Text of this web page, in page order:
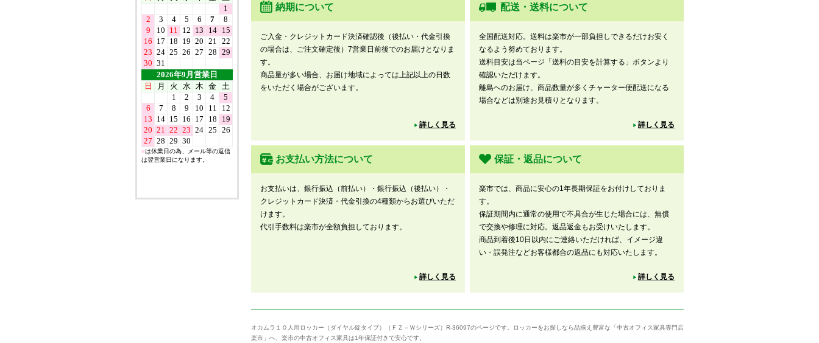
納期について
ご入金・クレジットカード決済確認後（後払い・代金引換
の場合は、ご注文確定後）7営業日前後でのお届けとなりま
す。
商品量が多い場合、お届け地域によっては上記以上の日数
をいただく場合がございます。
詳しく見る
配送・送料について
全国配送対応。送料は楽市が一部負担しできるだけお安く
なるよう努めております。
送料目安は当ページ「送料の目安を計算する」ボタンより
確認いただけます。
離島へのお届け、商品数量が多くチャーター便配送になる
場合などは別途お見積りとなります。
詳しく見る
お支払い方法について
お支払いは、銀行振込（前払い）・銀行振込（後払い）・
クレジットカード決済・代金引換の4種類からお選びいただ
けます。
代引手数料は楽市が全額負担しております。
詳しく見る
保証・返品について
楽市では、商品に安心の1年長期保証をお付けしておりま
す。
保証期間内に通常の使用で不具合が生じた場合には、無償
で交換や修理に対応。返品返金もお受けいたします。
商品到着後10日以内にご連絡いただければ、イメージ違
い・誤発注などお客様都合の返品にも対応いたします。
詳しく見る
オカムラ１０人用ロッカー（ダイヤル錠タイプ）（ＦＺ－Ｗシリーズ）R-36097のページです。ロッカーをお探しなら品揃え豊富な「中古オフィス家具専門店
楽市」へ、楽市の中古オフィス家具は1年保証付きで安心です。